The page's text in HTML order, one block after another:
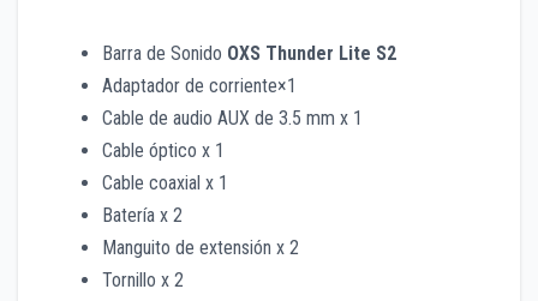
Barra de Sonido OXS Thunder Lite S2
Adaptador de corriente×1
Cable de audio AUX de 3.5 mm x 1
Cable óptico x 1
Cable coaxial x 1
Batería x 2
Manguito de extensión x 2
Tornillo x 2